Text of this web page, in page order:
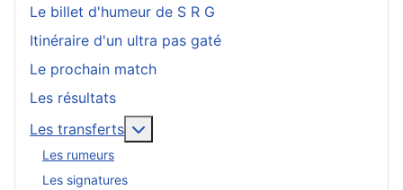
Le billet d'humeur de S R G
Itinéraire d'un ultra pas gaté
Le prochain match
Les résultats
Les transferts
Les rumeurs
Les signatures